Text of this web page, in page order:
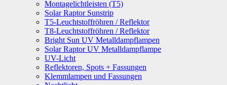
Montagelichtleisten (T5)
Solar Raptor Sunstrip
T5-Leuchtstoffröhren / Reflektor
T8-Leuchtstoffröhren / Reflektor
Bright Sun UV Metalldampflampen
Solar Raptor UV Metalldampflampe
UV-Licht
Reflektoren, Spots + Fassungen
Klemmlampen und Fassungen